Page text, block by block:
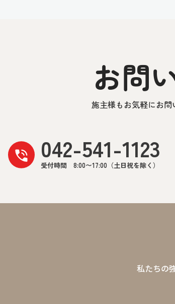
お問
施主様もお気軽にお
042-541-1123
受付時間 8:00〜17:00（土日祝を除く）
私たちの